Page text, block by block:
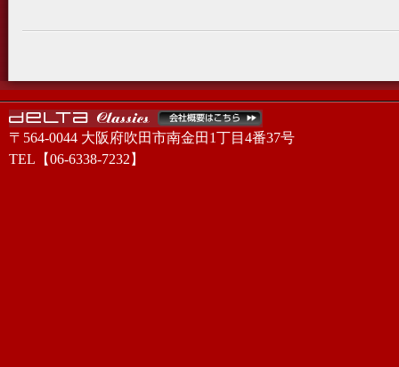
〒564-0044 大阪府吹田市南金田1丁目4番37号
TEL【06-6338-7232】